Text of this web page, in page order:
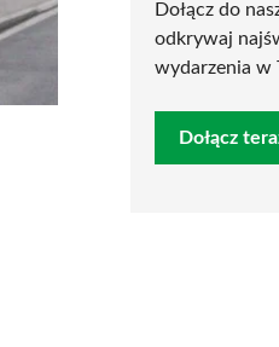
Dołącz do
odkrywaj
wydarzenia w
Dołącz